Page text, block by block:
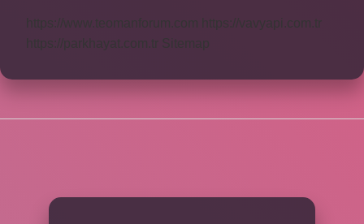
https://www.teomanforum.com
https://vavyapi.com.tr
https://parkhayat.com.tr
Sitemap